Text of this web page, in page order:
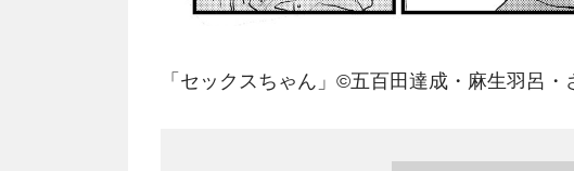
「セックスちゃん」©五百田達成・麻生羽呂